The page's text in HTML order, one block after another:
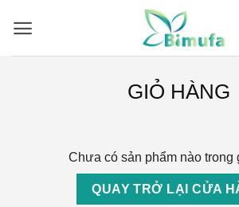
GIỎ HÀNG
Chưa có sản phẩm nào trong
QUAY TRỞ LẠI CỬA